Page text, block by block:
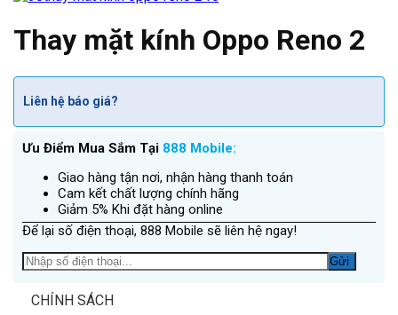
Thay mặt kính Oppo Reno 2
Liên hệ báo giá?
Ưu Điểm Mua Sắm Tại 888 Mobile:
Giao hàng tận nơi, nhận hàng thanh toán
Cam kết chất lượng chính hãng
Giảm 5% Khi đặt hàng online
Để lại số điện thoại, 888 Mobile sẽ liên hệ ngay!
CHÍNH SÁCH